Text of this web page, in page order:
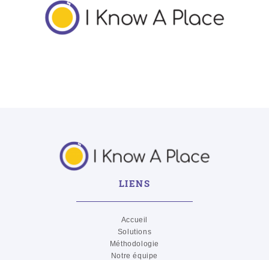
LIENS
Accueil
Solutions
Méthodologie
Notre équipe